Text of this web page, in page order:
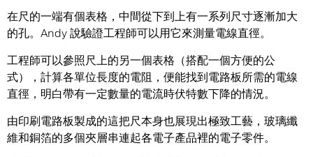
在尺的一端有個表格，中間從下到上有一系列尺寸逐漸加大
的孔。Andy 說驗證工程師可以用它來測量電線直徑。
工程師可以參照尺上的另一個表格（搭配一個方便的公
式），計算各單位長度的電阻，便能找到電路板所需的電線
直徑，明白帶有一定數量的電流時伏特數下降的情況。
由印刷電路板製成的這把尺本身也展現出極致工藝，玻璃纖
維和銅箔的多個夾層串連起各電子產品裡的電子零件。